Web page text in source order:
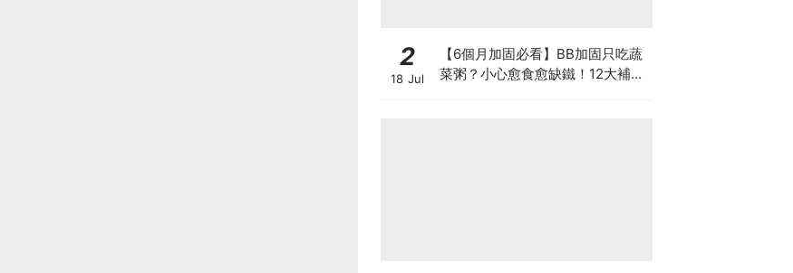
2
18 Jul
【6個月加固必看】BB加固只吃蔬
菜粥？小心愈食愈缺鐵！12大補鐵